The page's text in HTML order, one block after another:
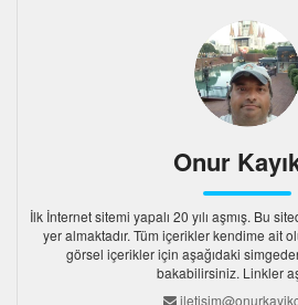
Onur
İlk İnternet sitemi yapalı 20 yılı aşmış. Bu
yer almaktadır. Tüm içerikler kendime ait
görsel içerikler için aşağıdaki
bakabilirsiniz. Linkler